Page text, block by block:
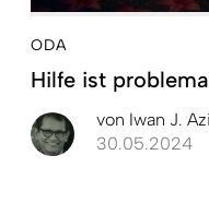
ODA
Hilfe ist
von Iwan J.
30.05.2024